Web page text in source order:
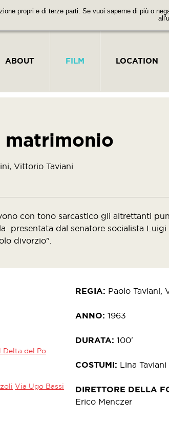
propri e di terze parti. Se vuoi saperne di più o
ABOUT FILM LOCATION
Vittorio Taviani
con tono sarcastico gli altrettanti
presentata dal senatore socialista Luigi
divorzio".
Delta del Po
Via Ugo Bassi
REGIA Paolo Taviani,
ANNO 1963
DURATA 100'
COSTUMI Lina Taviani
DIRETTORE DELLA
Erico Menczer